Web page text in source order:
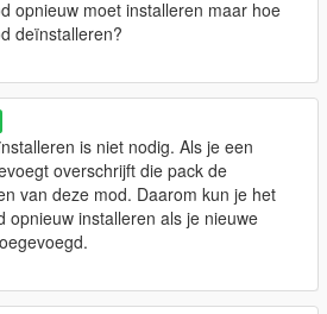
opnieuw moet installeren maar hoe
deïnstalleren?
is niet nodig. Als je een
overschrijft die pack de
van deze mod. Daarom kun je het
opnieuw installeren als je nieuwe